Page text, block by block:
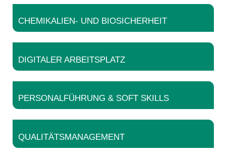
CHEMIKALIEN- UND BIOSICHERHEIT
DIGITALER ARBEITSPLATZ
PERSONALFÜHRUNG & SOFT SKILLS
QUALITÄTSMANAGEMENT